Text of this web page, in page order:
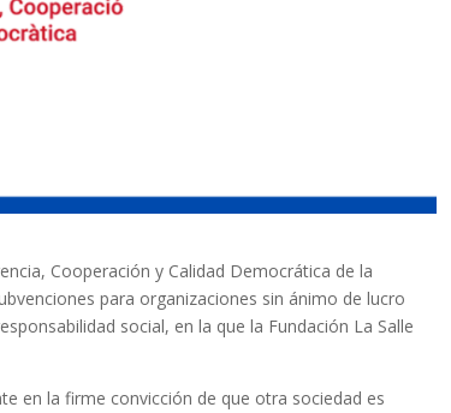
Cooperación y Calidad Democrática de la
para organizaciones sin ánimo de lucro
social, en la que la Fundación La Salle
en la firme convicción de que otra sociedad es